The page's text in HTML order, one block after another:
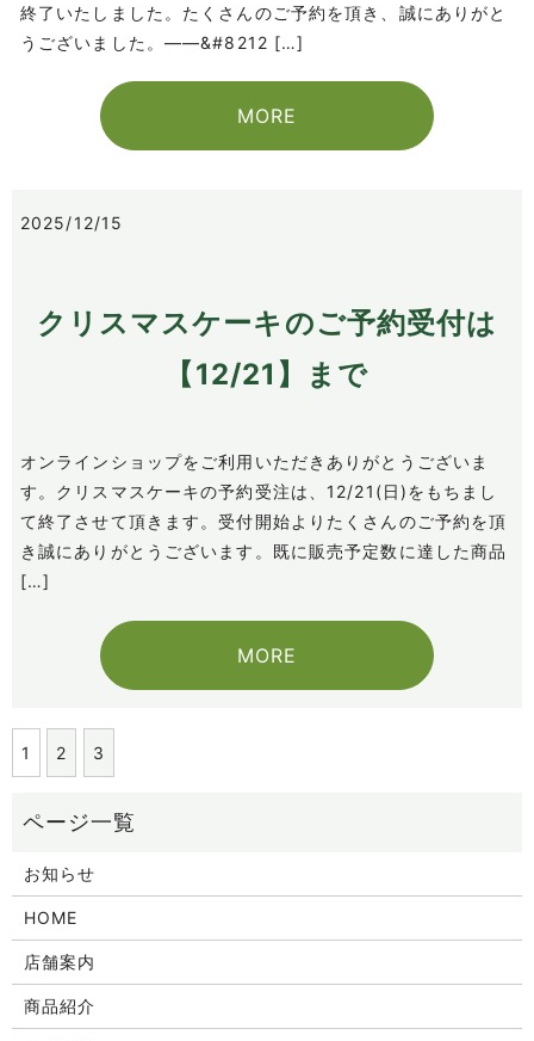
終了いたしました。たくさんのご予約を頂き、誠にありがと
うございました。——&#8212 […]
MORE
2025/12/15
クリスマスケーキのご予約受付は
【12/21】まで
オンラインショップをご利用いただきありがとうございま
す。クリスマスケーキの予約受注は、12/21(日)をもちまし
て終了させて頂きます。受付開始よりたくさんのご予約を頂
き誠にありがとうございます。既に販売予定数に達した商品
[…]
MORE
1 2 3
お知らせ
HOME
店舗案内
商品紹介